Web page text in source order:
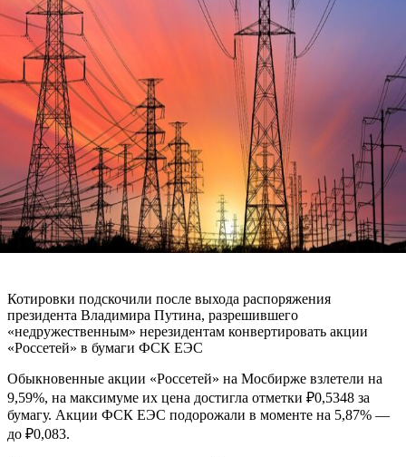
Котировки подскочили после выхода распоряжения
президента Владимира Путина, разрешившего
«недружественным» нерезидентам конвертировать акции
«Россетей» в бумаги ФСК ЕЭС
Обыкновенные акции «Россетей» на Мосбирже взлетели на
9,59%, на максимуме их цена достигла отметки ₽0,5348 за
бумагу. Акции ФСК ЕЭС подорожали в моменте на 5,87% —
до ₽0,083.